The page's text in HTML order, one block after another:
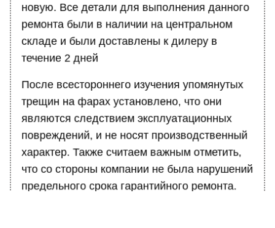
новую. Все детали для выполнения данного
ремонта были в наличии на центральном
складе и были доставлены к дилеру в
течение 2 дней
После всестороннего изучения упомянутых
трещин на фарах установлено, что они
являются следствием эксплуатационных
повреждений, и не носят производственный
характер. Также считаем важным отметить,
что со стороны компании не была нарушений
предельного срока гарантийного ремонта.